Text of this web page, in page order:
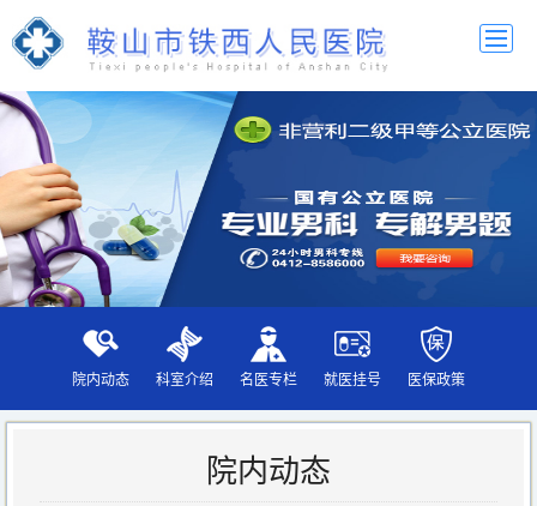
院内动态 科室介绍 名医专栏 就医挂号 医保政策
院内动态